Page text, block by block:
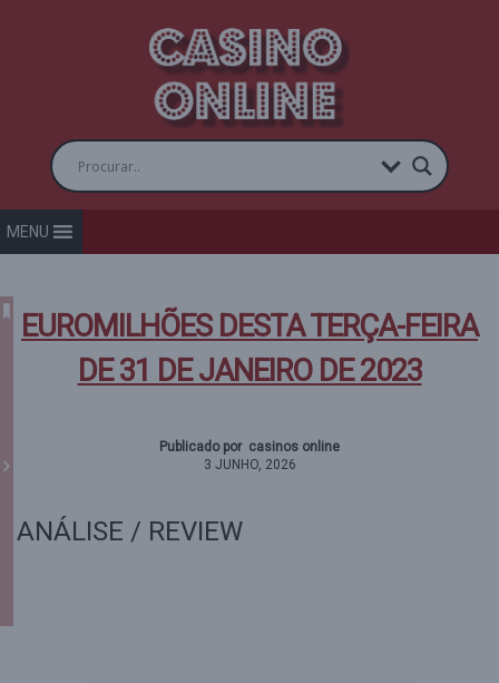
MENU
EUROMILHÕES DESTA TERÇA-FEIRA
DE 31 DE JANEIRO DE 2023
Publicado por casinos online
3 JUNHO, 2026
ANÁLISE / REVIEW